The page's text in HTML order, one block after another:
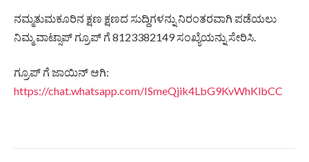
ನಮ್ಮತುಮಕೂರಿನ ಕ್ಷಣ ಕ್ಷಣದ ಸುದ್ದಿಗಳನ್ನು ನಿರಂತರವಾಗಿ ಪಡೆಯಲು
ನಿಮ್ಮ ವಾಟ್ಸಾಪ್ ಗ್ರೂಪ್ ಗೆ 8123382149 ಸಂಖ್ಯೆಯನ್ನು ಸೇರಿಸಿ.
ಗ್ರೂಪ್ ಗೆ ಜಾಯಿನ್ ಆಗಿ:
https://chat.whatsapp.com/ISmeQjik4LbG9KvWhKlbCC